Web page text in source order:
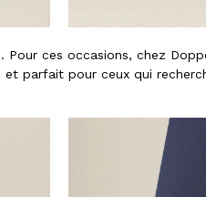
ces occasions, chez
parfait pour ceux qui